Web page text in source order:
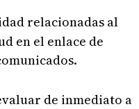
relacionadas al
en el enlace de
de inmediato a